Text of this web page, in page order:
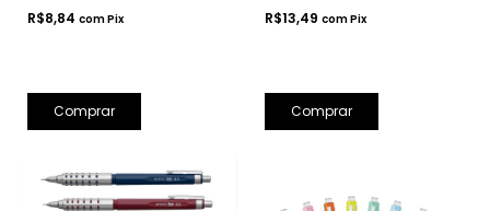
R$8,84 comPix
Comprar
R$13,49 comPix
Comprar